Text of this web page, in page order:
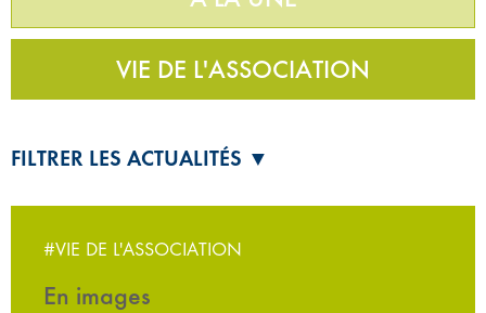
VIE DE L'ASSOCIATION
FILTRER LES ACTUALITÉS ▼
#VIE DE L'ASSOCIATION
En images